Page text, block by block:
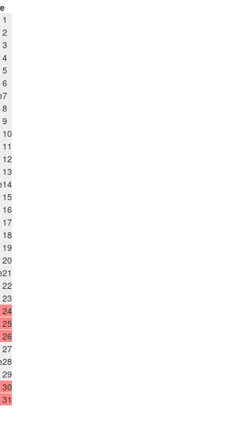
1
2
3
4
5
6
7
8
9
10
11
12
13
14
15
16
17
18
19
20
21
22
23
24
25
26
27
28
29
30
31